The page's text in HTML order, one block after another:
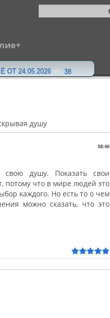
ОТ 24.05.2026 38
душу
08:46
свою душу. Показать свои
потому что в мире людей это
каждого. Но есть то о чем
можно сказать, что это